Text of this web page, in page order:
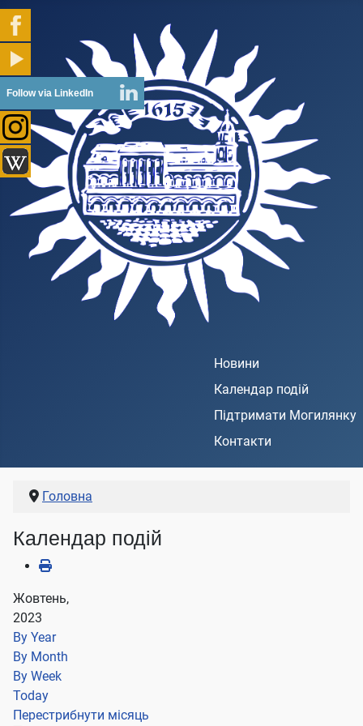
Follow via LinkedIn
Новини
Календар подій
Підтримати Могилянку
Контакти
Головна
Календар подій
Жовтень,
2023
By Year
By Month
By Week
Today
Перестрибнути місяць